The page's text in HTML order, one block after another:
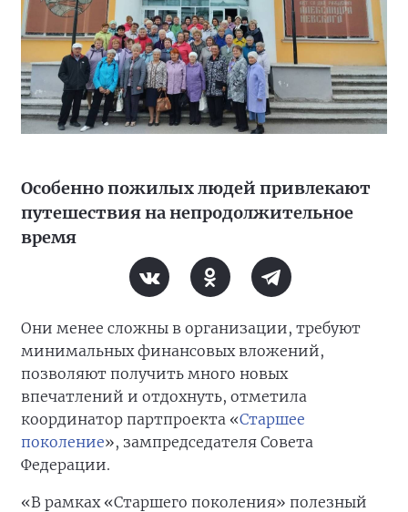
Особенно пожилых людей привлекают
путешествия на непродолжительное
время
Они менее сложны в организации, требуют
минимальных финансовых вложений,
позволяют получить много новых
впечатлений и отдохнуть, отметила
координатор партпроекта «Старшее
поколение», зампредседателя Совета
Федерации.
«В рамках «Старшего поколения» полезный